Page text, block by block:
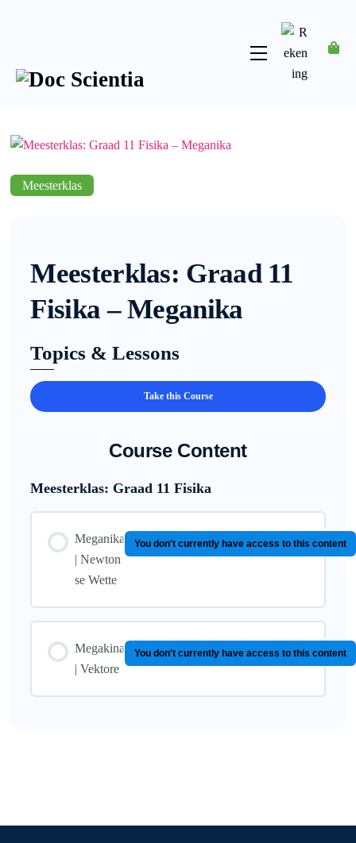
Menu
Rekening
Meesterklas
Meesterklas: Graad 11
Fisika – Meganika
Topics & Lessons
Take this Course
Course Content
Meesterklas: Graad 11 Fisika
Meganika
| Newton
se Wette
You don't currently have access to this content
Megakina
| Vektore
You don't currently have access to this content